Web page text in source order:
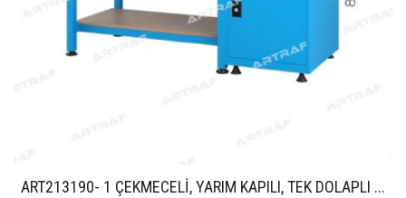
ART213190- 1 ÇEKMECELİ, YARIM KAPILI, TEK DOLAPLI ...